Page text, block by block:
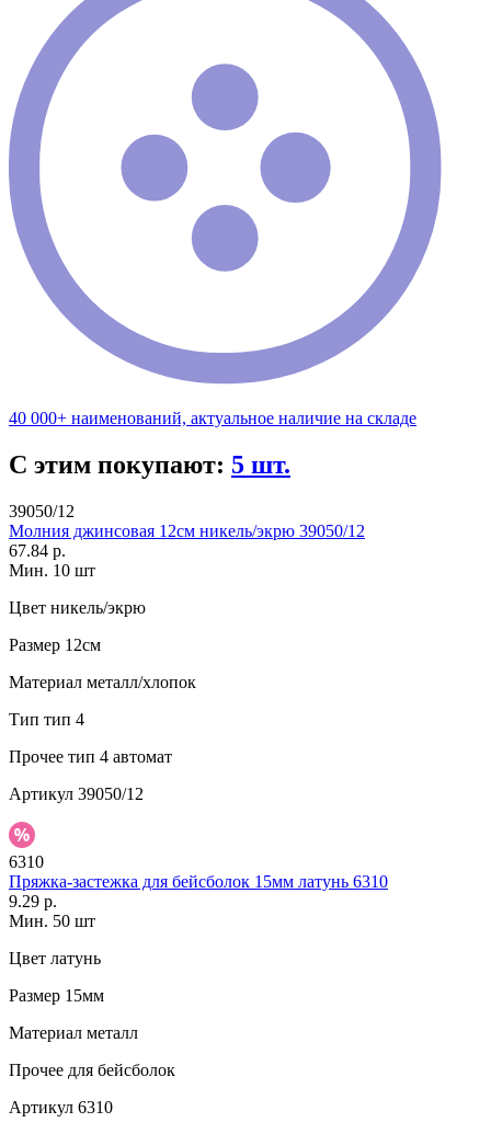
40 000+ наименований, актуальное наличие на складе
С этим покупают: 5 шт.
39050/12
Молния джинсовая 12см никель/экрю 39050/12
67.84 р.
Мин. 10 шт
Цвет никель/экрю
Размер 12см
Материал металл/хлопок
Тип тип 4
Прочее тип 4 автомат
Артикул 39050/12
6310
Пряжка-застежка для бейсболок 15мм латунь 6310
9.29 р.
Мин. 50 шт
Цвет латунь
Размер 15мм
Материал металл
Прочее для бейсболок
Артикул 6310